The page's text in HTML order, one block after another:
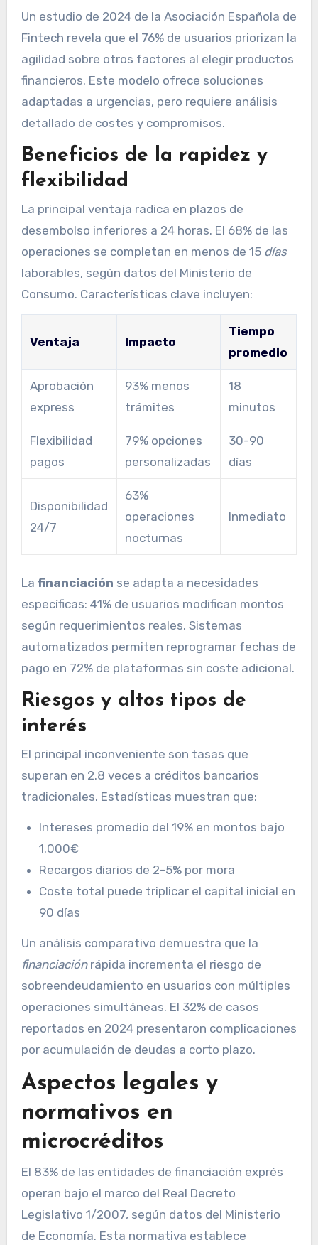
Un estudio de 2024 de la Asociación Española de
Fintech revela que el 76% de usuarios priorizan la
agilidad sobre otros factores al elegir productos
financieros. Este modelo ofrece soluciones
adaptadas a urgencias, pero requiere análisis
detallado de costes y compromisos.
Beneficios de la rapidez y
flexibilidad
La principal ventaja radica en plazos de
desembolso inferiores a 24 horas. El 68% de las
operaciones se completan en menos de 15 días
laborables, según datos del Ministerio de
Consumo. Características clave incluyen:
Ventaja Impacto
Tiempo
promedio
Aprobación
express
93% menos
trámites
18
minutos
Flexibilidad
pagos
79% opciones
personalizadas
30-90
días
Disponibilidad
24/7
63%
operaciones
nocturnas
Inmediato
La financiación se adapta a necesidades
específicas: 41% de usuarios modifican montos
según requerimientos reales. Sistemas
automatizados permiten reprogramar fechas de
pago en 72% de plataformas sin coste adicional.
Riesgos y altos tipos de
interés
El principal inconveniente son tasas que
superan en 2.8 veces a créditos bancarios
tradicionales. Estadísticas muestran que:
Intereses promedio del 19% en montos bajo
1.000€
Recargos diarios de 2-5% por mora
Coste total puede triplicar el capital inicial en
90 días
Un análisis comparativo demuestra que la
financiaciónrápida incrementa el riesgo de
sobreendeudamiento en usuarios con múltiples
operaciones simultáneas. El 32% de casos
reportados en 2024 presentaron complicaciones
por acumulación de deudas a corto plazo.
Aspectos legales y
normativos en
microcréditos
El 83% de las entidades de financiación exprés
operan bajo el marco del Real Decreto
Legislativo 1/2007, según datos del Ministerio
de Economía. Esta normativa establece